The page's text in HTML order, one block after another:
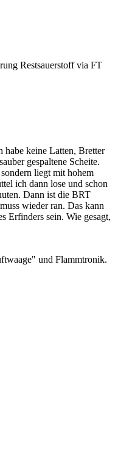
Restsauerstoff via FT
habe keine Latten, Bretter
gespaltene Scheite.
liegt mit hohem
ich dann lose und schon
Dann ist die BRT
wieder ran. Das kann
Erfinders sein. Wie gesagt,
und Flammtronik.